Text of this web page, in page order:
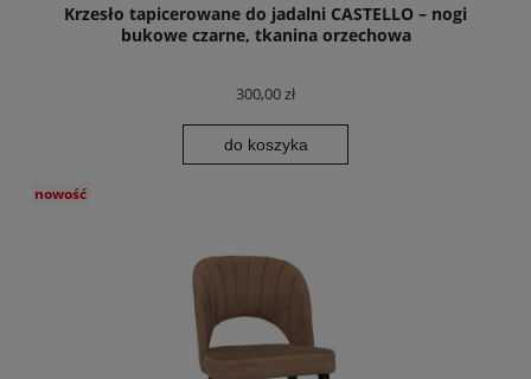
Krzesło tapicerowane do jadalni CASTELLO – nogi
bukowe czarne, tkanina orzechowa
300,00 zł
do koszyka
nowość